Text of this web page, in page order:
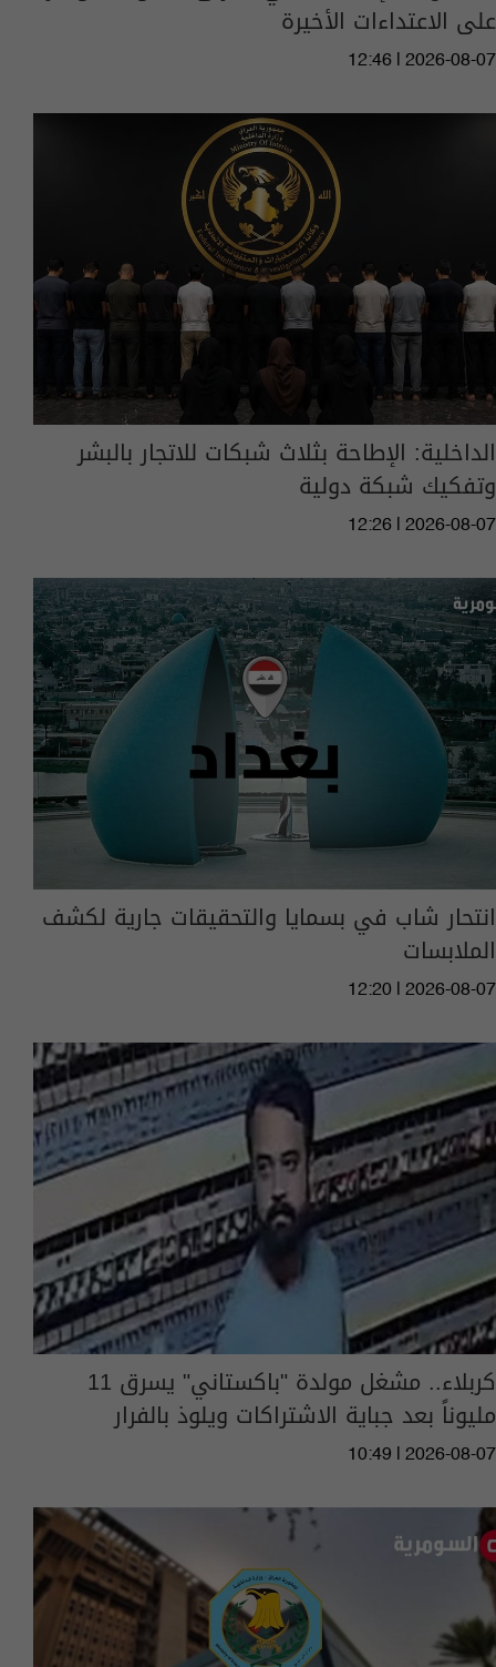
على الاعتداءات الأخيرة
12:46 | 2026-08-07
الداخلية: الإطاحة بثلاث شبكات للاتجار بالبشر
وتفكيك شبكة دولية
12:26 | 2026-08-07
انتحار شاب في بسمايا والتحقيقات جارية لكشف
الملابسات
12:20 | 2026-08-07
كربلاء.. مشغل مولدة "باكستاني" يسرق 11
مليوناً بعد جباية الاشتراكات ويلوذ بالفرار
10:49 | 2026-08-07